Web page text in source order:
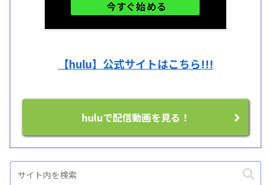
【hulu】公式サイトはこちら!!!
huluで配信動画を見る！